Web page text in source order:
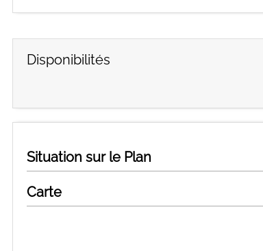
Disponibilités
Situation sur le Plan
Carte